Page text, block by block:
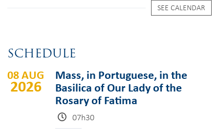
SEE CALENDAR
SCHEDULE
08 AUG
2026
Mass, in Portuguese, in the
Basilica of Our Lady of the
Rosary of Fatima
07h30